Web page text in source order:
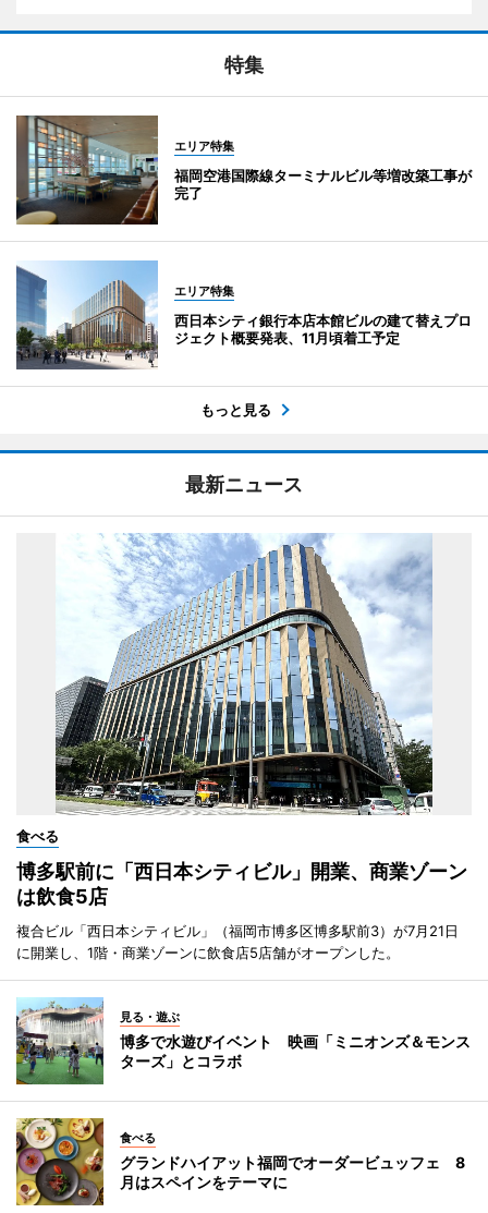
特集
エリア特集
福岡空港国際線ターミナルビル等増改築工事が
完了
エリア特集
西日本シティ銀行本店本館ビルの建て替えプロ
ジェクト概要発表、11月頃着工予定
もっと見る
最新ニュース
食べる
博多駅前に「西日本シティビル」開業、商業ゾーン
は飲食5店
複合ビル「西日本シティビル」（福岡市博多区博多駅前3）が7月21日
に開業し、1階・商業ゾーンに飲食店5店舗がオープンした。
見る・遊ぶ
博多で水遊びイベント 映画「ミニオンズ＆モンス
ターズ」とコラボ
食べる
グランドハイアット福岡でオーダービュッフェ 8
月はスペインをテーマに